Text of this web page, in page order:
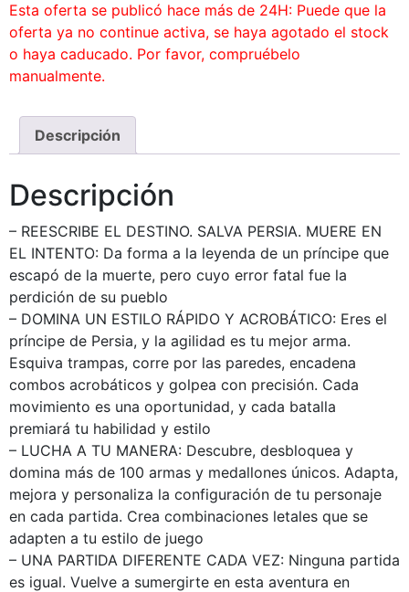
Esta oferta se publicó hace más de 24H: Puede que la
oferta ya no continue activa, se haya agotado el stock
o haya caducado. Por favor, compruébelo
manualmente.
Descripción
Descripción
– REESCRIBE EL DESTINO. SALVA PERSIA. MUERE EN
EL INTENTO: Da forma a la leyenda de un príncipe que
escapó de la muerte, pero cuyo error fatal fue la
perdición de su pueblo
– DOMINA UN ESTILO RÁPIDO Y ACROBÁTICO: Eres el
príncipe de Persia, y la agilidad es tu mejor arma.
Esquiva trampas, corre por las paredes, encadena
combos acrobáticos y golpea con precisión. Cada
movimiento es una oportunidad, y cada batalla
premiará tu habilidad y estilo
– LUCHA A TU MANERA: Descubre, desbloquea y
domina más de 100 armas y medallones únicos. Adapta,
mejora y personaliza la configuración de tu personaje
en cada partida. Crea combinaciones letales que se
adapten a tu estilo de juego
– UNA PARTIDA DIFERENTE CADA VEZ: Ninguna partida
es igual. Vuelve a sumergirte en esta aventura en